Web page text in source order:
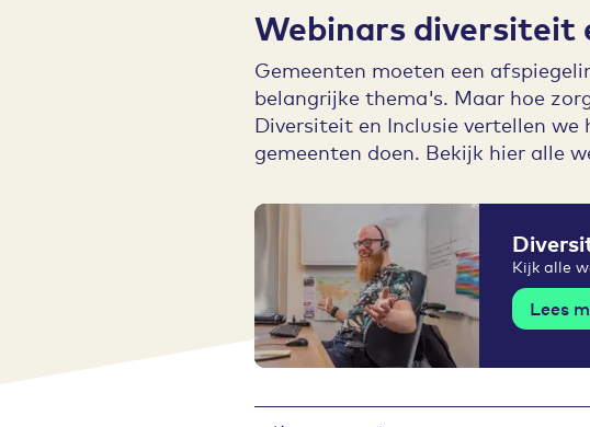
Webinars diversiteit
Gemeenten moeten een
belangrijke thema's. Maar hoe
Diversiteit en Inclusie vertellen
gemeenten doen. Bekijk hier alle
Kijk alle
Lees